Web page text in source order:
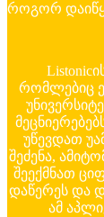
როგორ
რომლებიც
უწევდათ
შეძენა,
შეექმნათ
დაწერეს და
ამ